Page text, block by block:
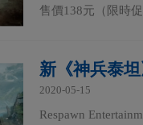
售價138元（限時
新《神兵泰
2020-05-15
Respawn